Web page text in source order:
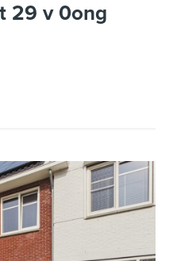
29 v 0ong